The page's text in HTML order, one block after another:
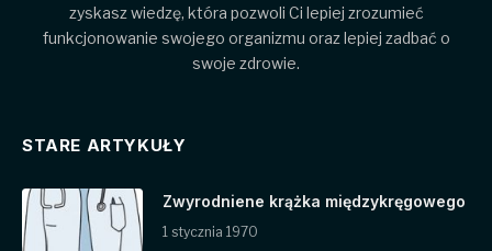
zyskasz wiedzę, która pozwoli Ci lepiej zrozumieć
funkcjonowanie swojego organizmu oraz lepiej zadbać o
swoje zdrowie.
STARE ARTYKUŁY
Zwyrodniene krążka międzykręgowego
1 stycznia 1970